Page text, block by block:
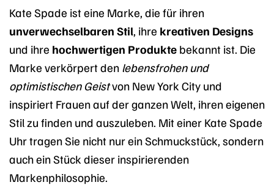
Kate Spade ist eine Marke, die für ihren
unverwechselbaren Stil , ihre kreativen Designs
und ihre hochwertigen Produkte bekannt ist. Die
Marke verkörpert den lebensfrohen und
optimistischen Geistvon New York City und
inspiriert Frauen auf der ganzen Welt, ihren eigenen
Stil zu finden und auszuleben. Mit einer Kate Spade
Uhr tragen Sie nicht nur ein Schmuckstück, sondern
auch ein Stück dieser inspirierenden
Markenphilosophie.